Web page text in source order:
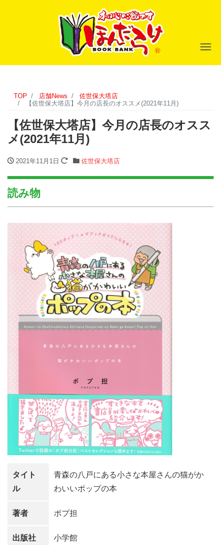
ナ
TOP 店舗News
佐世保大塔店
【佐世保大塔店】今月の店長のオススメ(2021年11月)
【佐世保大塔店】今月の店長のオスス
メ(2021年11月)
2021年11月1日 佐世保大塔店
読み物
タイト
ル
青森の八戸にある小さな本屋さんの猫がか
わいいポップの本
著者 ポプ担
出版社 小学館